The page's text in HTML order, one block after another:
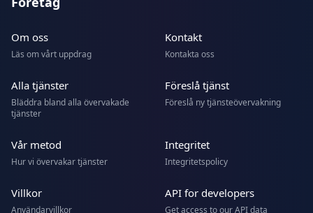
Om oss
Läs om vårt uppdrag
Kontakt
Kontakta oss
Alla tjänster
Bläddra bland alla övervakade
tjänster
Föreslå tjänst
Föreslå ny tjänsteövervakning
Vår metod
Hur vi övervakar tjänster
Integritet
Integritetspolicy
Villkor
Användarvillkor
API for developers
Get access to our API data